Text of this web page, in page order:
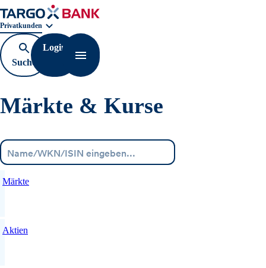
Geschäftsbereichnavigation. Aktuelle Auswahl:
Privatkunden
Suche
öffnen
Login
Navigation öffnen
Märkte & Kurse
Märkte
Aktien